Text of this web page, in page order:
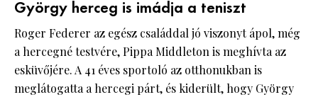
György herceg is imádja a teniszt
Roger Federer az egész családdal jó viszonyt ápol, még
a hercegné testvére, Pippa Middleton is meghívta az
esküvőjére. A 41 éves sportoló az otthonukban is
meglátogatta a hercegi párt, és kiderült, hogy György